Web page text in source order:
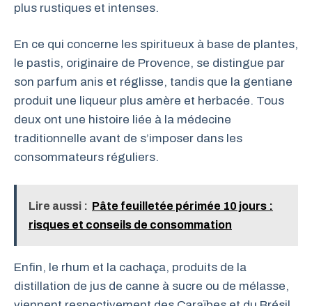
plus rustiques et intenses.
En ce qui concerne les spiritueux à base de plantes,
le pastis, originaire de Provence, se distingue par
son parfum anis et réglisse, tandis que la gentiane
produit une liqueur plus amère et herbacée. Tous
deux ont une histoire liée à la médecine
traditionnelle avant de s’imposer dans les
consommateurs réguliers.
Lire aussi : Pâte feuilletée périmée 10 jours :
risques et conseils de consommation
Enfin, le rhum et la cachaça, produits de la
distillation de jus de canne à sucre ou de mélasse,